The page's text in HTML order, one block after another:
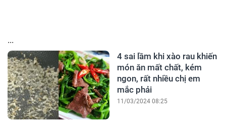
...
4 sai lầm khi xào rau khiến
món ăn mất chất, kém
ngon, rất nhiều chị em
mắc phải
11/03/2024 08:25